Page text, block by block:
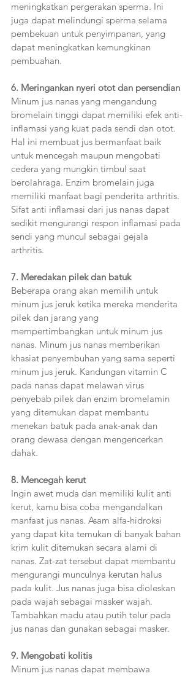
meningkatkan pergerakan sperma. Ini
juga dapat melindungi sperma selama
pembekuan untuk penyimpanan, yang
dapat meningkatkan kemungkinan
pembuahan.
6. Meringankan nyeri otot dan persendian
Minum jus nanas yang mengandung
bromelain tinggi dapat memiliki efek anti-
inflamasi yang kuat pada sendi dan otot.
Hal ini membuat jus bermanfaat baik
untuk mencegah maupun mengobati
cedera yang mungkin timbul saat
berolahraga. Enzim bromelain juga
memiliki manfaat bagi penderita arthritis.
Sifat anti inflamasi dari jus nanas dapat
sedikit mengurangi respon inflamasi pada
sendi yang muncul sebagai gejala
arthritis.
7. Meredakan pilek dan batuk
Beberapa orang akan memilih untuk
minum jus jeruk ketika mereka menderita
pilek dan jarang yang
mempertimbangkan untuk minum jus
nanas. Minum jus nanas memberikan
khasiat penyembuhan yang sama seperti
minum jus jeruk. Kandungan vitamin C
pada nanas dapat melawan virus
penyebab pilek dan enzim bromelamin
yang ditemukan dapat membantu
menekan batuk pada anak-anak dan
orang dewasa dengan mengencerkan
dahak.
8. Mencegah kerut
Ingin awet muda dan memiliki kulit anti
kerut, kamu bisa coba mengandalkan
manfaat jus nanas. Asam alfa-hidroksi
yang dapat kita temukan di banyak bahan
krim kulit ditemukan secara alami di
nanas. Zat-zat tersebut dapat membantu
mengurangi munculnya kerutan halus
pada kulit. Jus nanas juga bisa dioleskan
pada wajah sebagai masker wajah.
Tambahkan madu atau putih telur pada
jus nanas dan gunakan sebagai masker.
9. Mengobati kolitis
Minum jus nanas dapat membawa